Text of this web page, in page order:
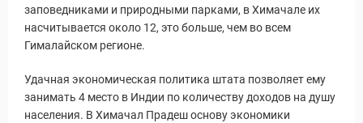
заповедниками и природными парками, в Химачале их
насчитывается около 12, это больше, чем во всем
Гималайском регионе.
Удачная экономическая политика штата позволяет ему
занимать 4 место в Индии по количеству доходов на душу
населения. В Химачал Прадеш основу экономики